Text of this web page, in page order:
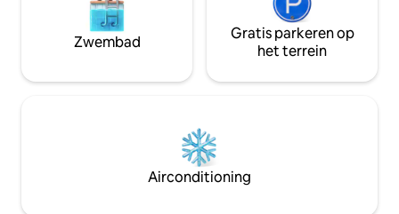
Zwembad
Gratis parkeren op
het terrein
Airconditioning